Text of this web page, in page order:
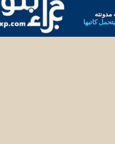
مدونته
كاتبها